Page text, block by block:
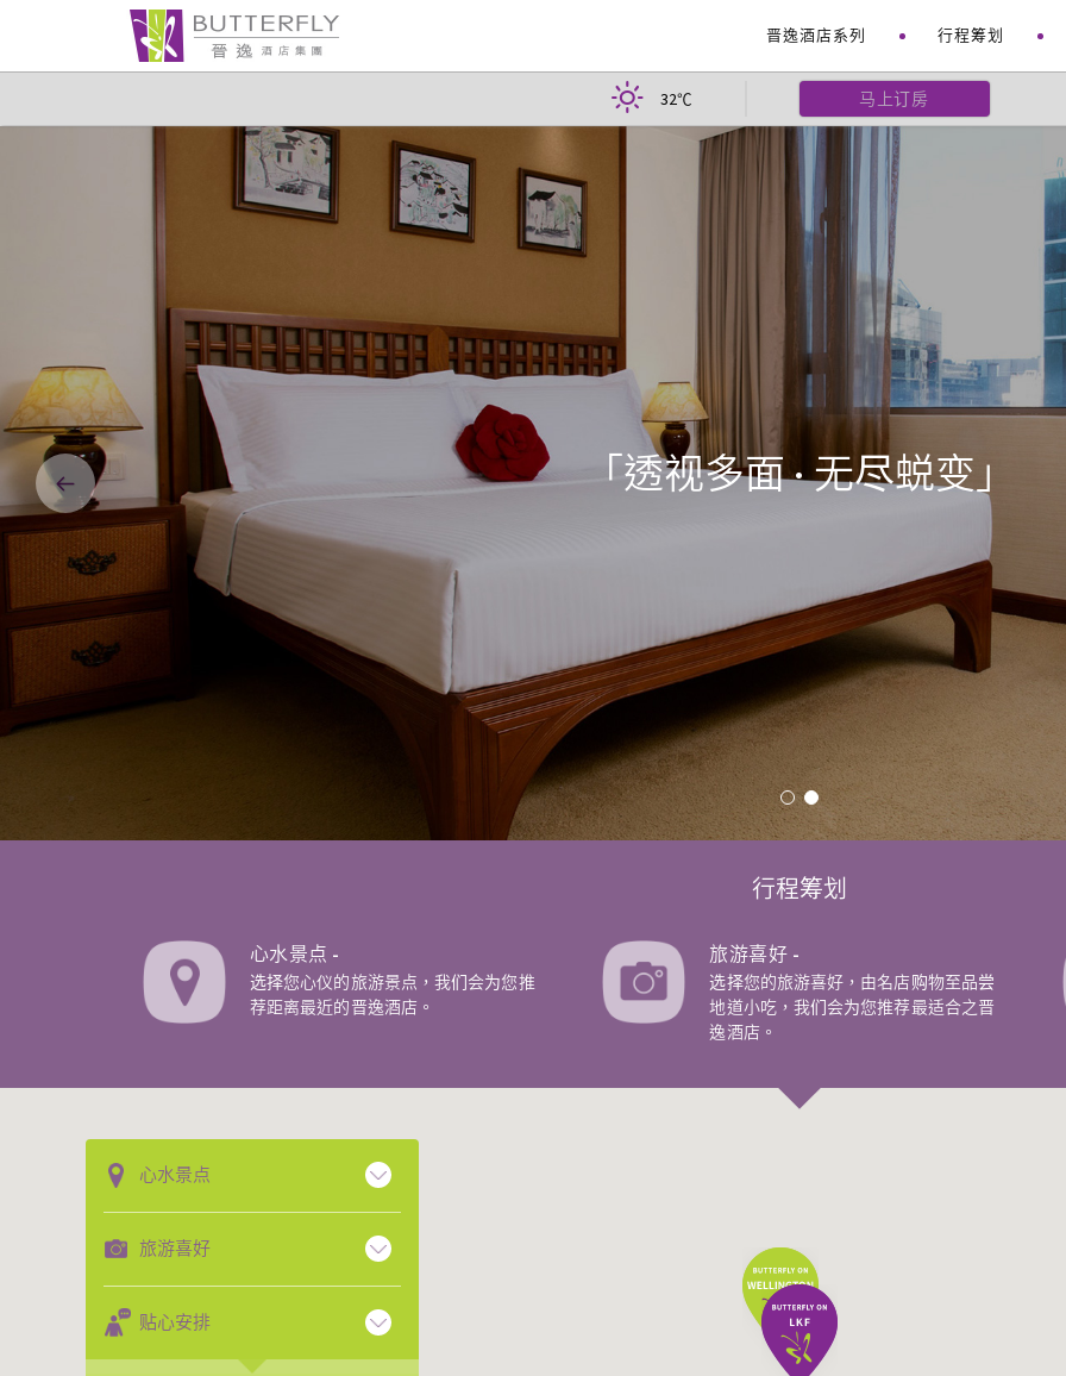
晋逸酒店系列 行程筹划
32℃ 马上订房
「透视多面 · 无尽蜕变」
行程筹划
心水景点 -
选择您心仪的旅游景点，我们会为您推
荐距离最近的晋逸酒店。
旅游喜好 -
选择您的旅游喜好，由名店购物至品尝
地道小吃，我们会为您推荐最适合之晋
逸酒店。
心水景点
旅游喜好
贴心安排